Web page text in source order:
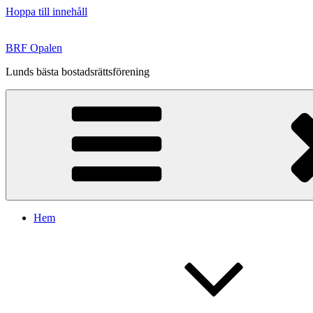
Hoppa till innehåll
BRF Opalen
Lunds bästa bostadsrättsförening
Hem